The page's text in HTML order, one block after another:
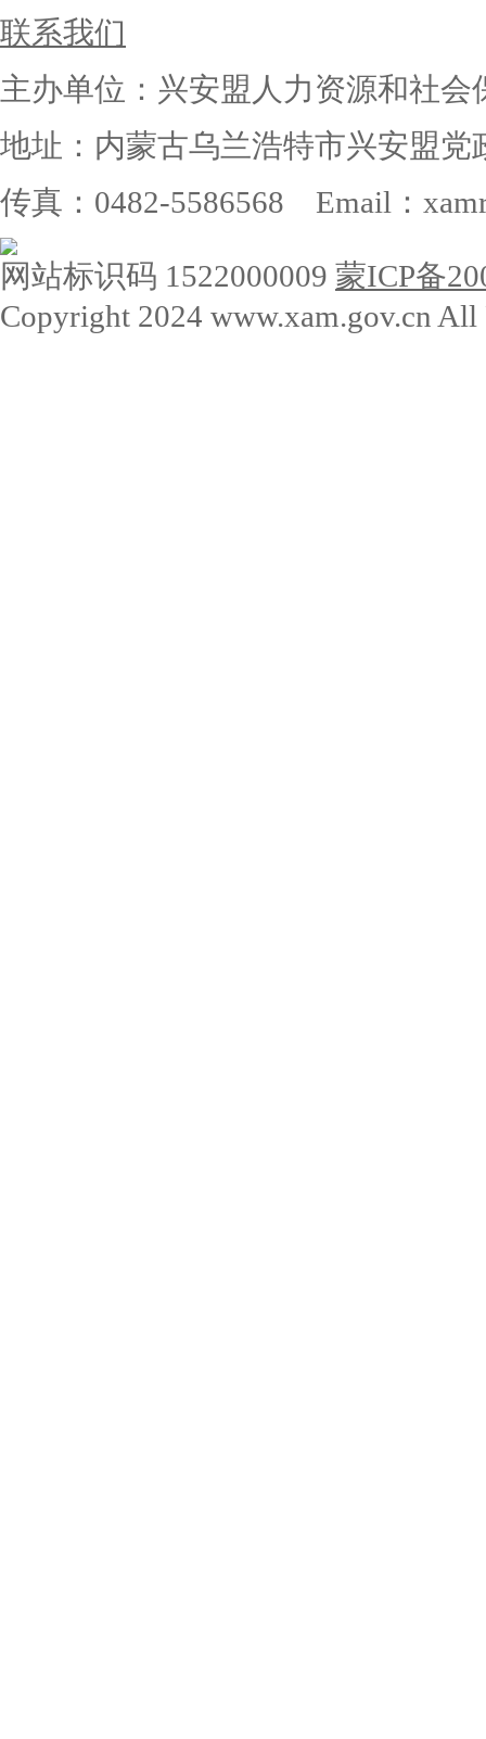
联系我们
主办单位：兴安盟人力资源和社会
地址：内蒙古乌兰浩特市兴安盟党
传真：0482-5586568 Email：
网站标识码 1522000009 蒙ICP备
Copyright 2024 www.xam.gov.cn All